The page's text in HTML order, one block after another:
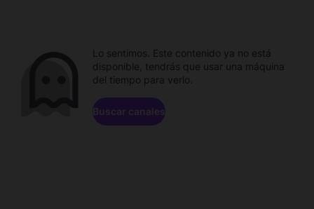
Lo sentimos. Este contenido ya no está
disponible, tendrás que usar una máquina
del tiempo para verlo.
Buscar canales